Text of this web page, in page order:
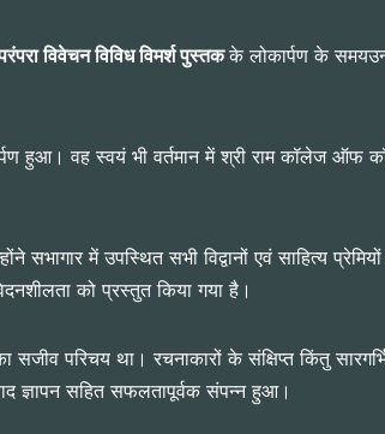
विवेचन विविध विमर्श पुस्तकके लोकार्पण के
हुआ। वह स्वयं भी वर्तमान में श्री राम कॉलेज ऑफ
सभागार में उपस्थित सभी विद्वानों एवं साहित्य
को प्रस्तुत किया गया है।
सजीव परिचय था। रचनाकारों के संक्षिप्त किंतु
ज्ञापन सहित सफलतापूर्वक संपन्न हुआ।